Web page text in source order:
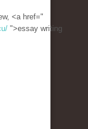
<a href="
">essay writing